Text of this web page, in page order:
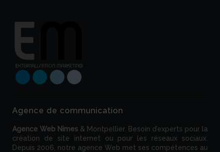
Agence de communication
Agence Web Nimes & Montpellier. Besoin d’experts pour la
création de site internet ou pour les réseaux sociaux.
Depuis 2006, notre agence Web met ses compétences au